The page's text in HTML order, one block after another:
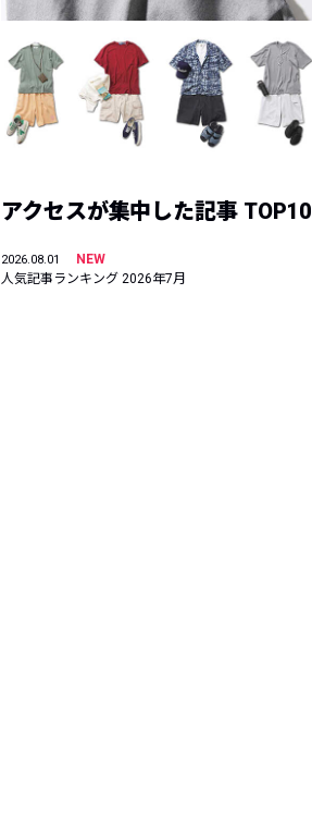
アクセスが集中した記事 TOP10
2026.08.01
NEW
人気記事ランキング 2026年7月